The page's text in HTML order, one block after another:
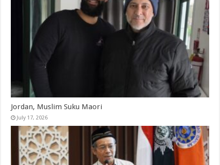
Jordan, Muslim Suku Maori
July 17, 2026